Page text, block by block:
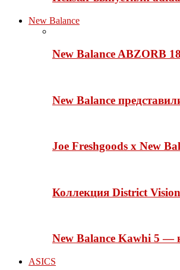
New Balance
New Balance ABZORB
New Balance
Joe Freshgoods x New
Коллекция District
New Balance Kawhi 5 —
ASICS